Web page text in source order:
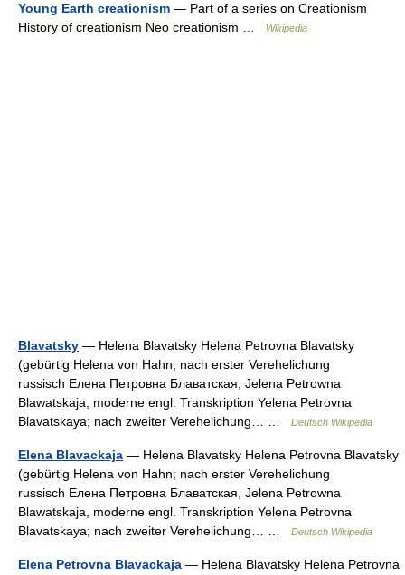
Young Earth creationism — Part of a series on Creationism
History of creationism Neo creationism …
Wikipedia
Blavatsky — Helena Blavatsky Helena Petrovna Blavatsky
(gebürtig Helena von Hahn; nach erster Verehelichung
russisch Елена Петровна Блаватская, Jelena Petrowna
Blawatskaja, moderne engl. Transkription Yelena Petrovna
Blavatskaya; nach zweiter Verehelichung… …
Deutsch Wikipedia
Elena Blavackaja — Helena Blavatsky Helena Petrovna Blavatsky
(gebürtig Helena von Hahn; nach erster Verehelichung
russisch Елена Петровна Блаватская, Jelena Petrowna
Blawatskaja, moderne engl. Transkription Yelena Petrovna
Blavatskaya; nach zweiter Verehelichung… …
Deutsch Wikipedia
Elena Petrovna Blavackaja — Helena Blavatsky Helena Petrovna